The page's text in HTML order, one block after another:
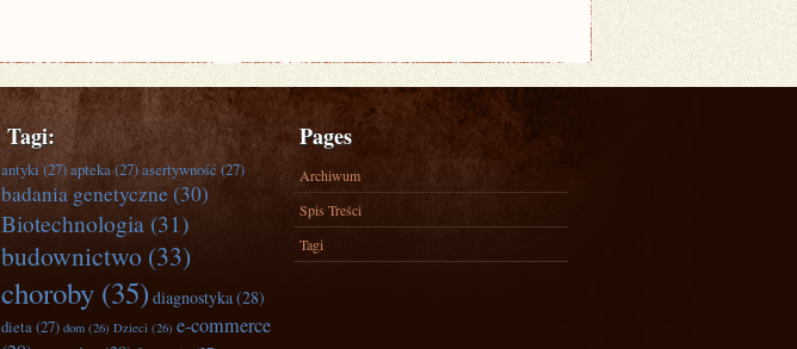
Tagi:
antyki(27)apteka(27)asertywność(27)
badania genetyczne(30)
Biotechnologia (31)
budownictwo (33)
choroby (35) diagnostyka(28)
dieta(27) dom (26) Dzieci (26) e-commerce
Pages
Archiwum
Spis Treści
Tagi